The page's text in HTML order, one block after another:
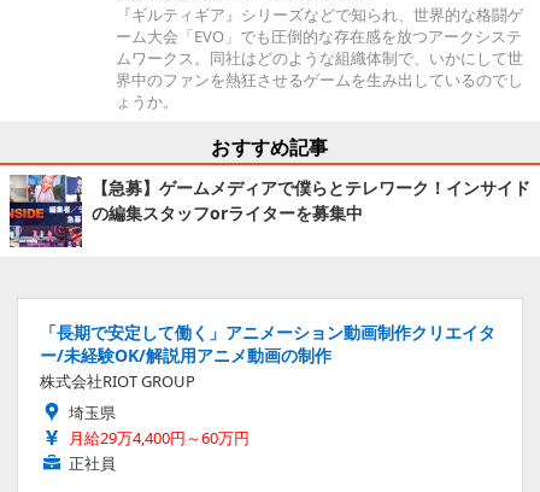
『ギルティギア』シリーズなどで知られ、世界的な格闘ゲ
ーム大会「EVO」でも圧倒的な存在感を放つアークシステ
ムワークス。同社はどのような組織体制で、いかにして世
界中のファンを熱狂させるゲームを生み出しているのでし
ょうか。
おすすめ記事
【急募】ゲームメディアで僕らとテレワーク！インサイド
の編集スタッフorライターを募集中
「長期で安定して働く」アニメーション動画制作クリエイタ
ー/未経験OK/解説用アニメ動画の制作
株式会社RIOT GROUP
埼玉県
月給29万4,400円～60万円
正社員